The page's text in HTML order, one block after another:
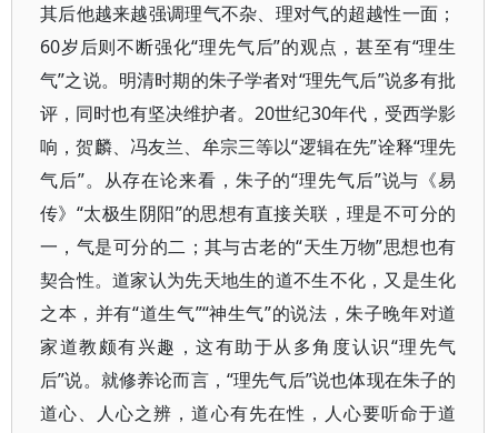
其后他越来越强调理气不杂、理对气的超越性一面；
60岁后则不断强化“理先气后”的观点，甚至有“理生
气”之说。明清时期的朱子学者对“理先气后”说多有批
评，同时也有坚决维护者。20世纪30年代，受西学影
响，贺麟、冯友兰、牟宗三等以“逻辑在先”诠释“理先
气后”。从存在论来看，朱子的“理先气后”说与《易
传》“太极生阴阳”的思想有直接关联，理是不可分的
一，气是可分的二；其与古老的“天生万物”思想也有
契合性。道家认为先天地生的道不生不化，又是生化
之本，并有“道生气”“神生气”的说法，朱子晚年对道
家道教颇有兴趣，这有助于从多角度认识“理先气
后”说。就修养论而言，“理先气后”说也体现在朱子的
道心、人心之辨，道心有先在性，人心要听命于道